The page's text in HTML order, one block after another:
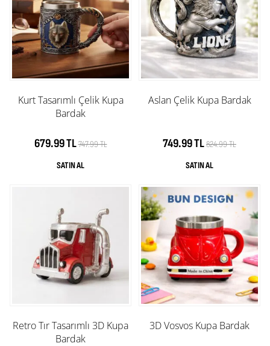
Kurt Tasarımlı Çelik Kupa
Bardak
679.99 TL747.99 TL
Aslan Çelik Kupa Bardak
749.99 TL824.99 TL
Retro Tır Tasarımlı 3D Kupa
Bardak
3D Vosvos Kupa Bardak